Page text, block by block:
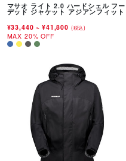
マサオ ライト 2.0 ハードシェル フー
デッド ジャケット アジアンフィット
¥33,440~ ¥41,800 (税込)
MAX 20% OFF